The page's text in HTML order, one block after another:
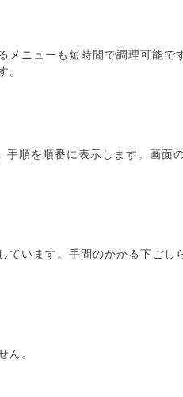
ニューも短時間で調理可能で
順を順番に表示します。画面
います。手間のかかる下ごし
。